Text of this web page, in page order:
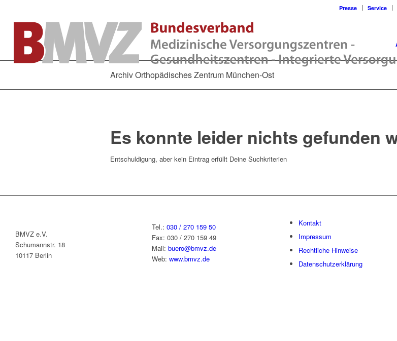
Presse Service
Archiv Orthopädisches Zentrum München-Ost
Es konnte leider nichts gefunden
Entschuldigung, aber kein Eintrag erfüllt Deine Suchkriterien
BMVZ e.V.
Schumannstr. 18
10117 Berlin
Tel.: 030 / 270 159 50
Fax: 030 / 270 159 49
Mail: buero@bmvz.de
Web: www.bmvz.de
Kontakt
Impressum
Rechtliche Hinweise
Datenschutzerklärung